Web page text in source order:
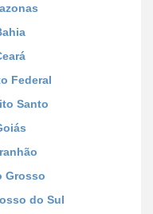
Federal
Santo
Grosso
do Sul